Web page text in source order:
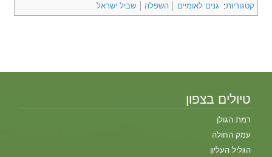
קטגוריות: גנים לאומיים השפלה שביל ישראל
טיולים בצפון
רמת הגולן
עמק החולה
הגליל העליון